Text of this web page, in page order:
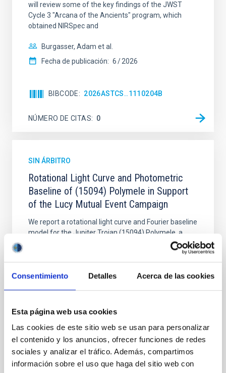
Consentimiento Detalles Acerca de las cookies
Esta página web usa cookies
Las cookies de este sitio web se usan para personalizar
el contenido y los anuncios, ofrecer funciones de redes
sociales y analizar el tráfico. Además, compartimos
información sobre el uso que haga del sitio web con
will review some of the key findings of the JWST
Cycle 3 "Arcana of the Ancients" program, which
obtained NIRSpec and
Burgasser, Adam et al.
Fecha de publicación: 6 2026
BIBCODE 2026ASTCS..1110204B
NÚMERO DE CITAS 0
SIN ÁRBITRO
Rotational Light Curve and Photometric
Baseline of (15094) Polymele in Support
of the Lucy Mutual Event Campaign
We report a rotational light curve and Fourier baseline
model for the Jupiter Trojan (15094) Polymele, a
primary target of the NASA Lucy mission, obtained
Two-meter Twin Telescope (TTT). Phase-Dispersion
Minimization over the combined two-night dataset
BIBCODE 2026RNAAS..10..143A